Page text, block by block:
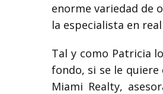
enorme variedad de
la especialista en
Tal y como Patricia
fondo, si se le quiere
Miami Realty,